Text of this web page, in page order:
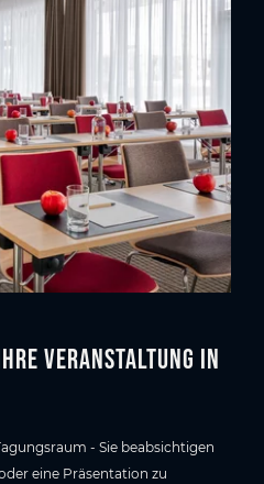
Veranstaltung in
- Sie beabsichtigen
eine Präsentation zu